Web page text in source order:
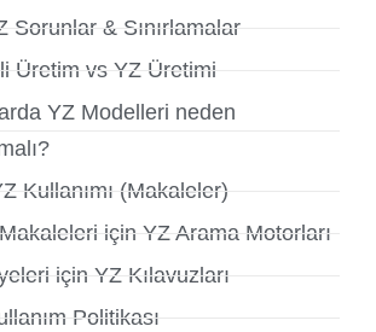
Sorunlar & Sınırlamalar
Üretim vs YZ Üretimi
YZ Modelleri neden
Kullanımı (Makaleler)
için YZ Arama Motorları
için YZ Kılavuzları
Politikası